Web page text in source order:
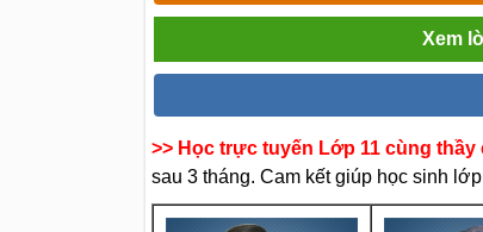
Xem
>> Học trực tuyến Lớp 11 cùng
sau 3 tháng. Cam kết giúp học sinh